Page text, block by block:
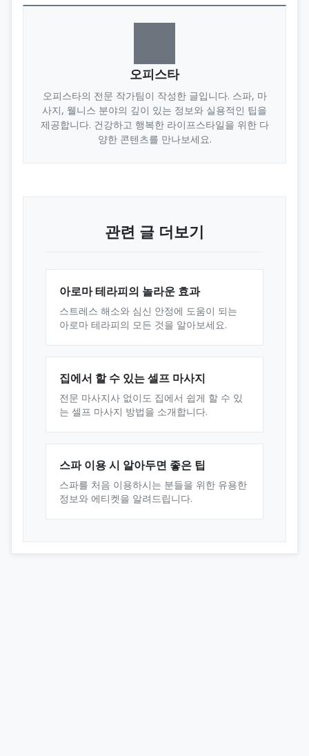
오피스타
오피스타의 전문 작가팀이 작성한 글입니다. 스파, 마
사지, 웰니스 분야의 깊이 있는 정보와 실용적인 팁을
제공합니다. 건강하고 행복한 라이프스타일을 위한 다
양한 콘텐츠를 만나보세요.
관련 글 더보기
아로마 테라피의 놀라운 효과
스트레스 해소와 심신 안정에 도움이 되는
아로마 테라피의 모든 것을 알아보세요.
집에서 할 수 있는 셀프 마사지
전문 마사지사 없이도 집에서 쉽게 할 수 있
는 셀프 마사지 방법을 소개합니다.
스파 이용 시 알아두면 좋은 팁
스파를 처음 이용하시는 분들을 위한 유용한
정보와 에티켓을 알려드립니다.